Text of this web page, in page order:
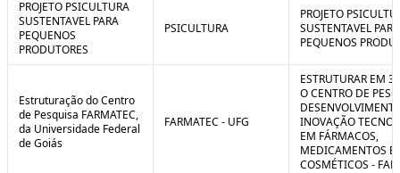
PROJETO PSICULTURA
SUSTENTAVEL PARA
PEQUENOS
PRODUTORES
PSICULTURA
PROJETO
SUSTENTAVEL PARA
PEQUENOS
Estruturação do Centro
de Pesquisa FARMATEC,
da Universidade Federal
de Goiás
FARMATEC - UFG
ESTRUTURAR EM
O CENTRO DE
INOVAÇÃO
EM FÁRMACOS,
MEDICAMENTOS E
COSMÉTICOS -